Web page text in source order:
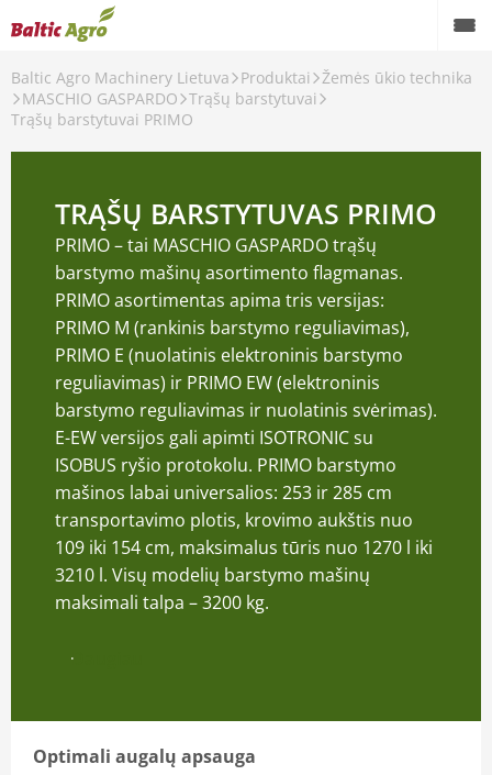
Baltic Agro Machinery Lietuva Produktai
Žemės ūkio technika
MASCHIO GASPARDO Trąšų barstytuvai
Trąšų barstytuvai PRIMO
TRĄŠŲ BARSTYTUVAS PRIMO
PRIMO – tai MASCHIO GASPARDO trąšų
barstymo mašinų asortimento flagmanas.
PRIMO asortimentas apima tris versijas:
PRIMO M (rankinis barstymo reguliavimas),
PRIMO E (nuolatinis elektroninis barstymo
reguliavimas) ir PRIMO EW (elektroninis
barstymo reguliavimas ir nuolatinis svėrimas).
E-EW versijos gali apimti ISOTRONIC su
ISOBUS ryšio protokolu. PRIMO barstymo
mašinos labai universalios: 253 ir 285 cm
transportavimo plotis, krovimo aukštis nuo
109 iki 154 cm, maksimalus tūris nuo 1270 l iki
3210 l. Visų modelių barstymo mašinų
maksimali talpa – 3200 kg.
Daugiau
Optimali augalų apsauga